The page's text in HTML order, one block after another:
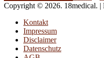
Copyright © 2026. 18medical. |
Kontakt
Impressum
Disclaimer
Datenschutz